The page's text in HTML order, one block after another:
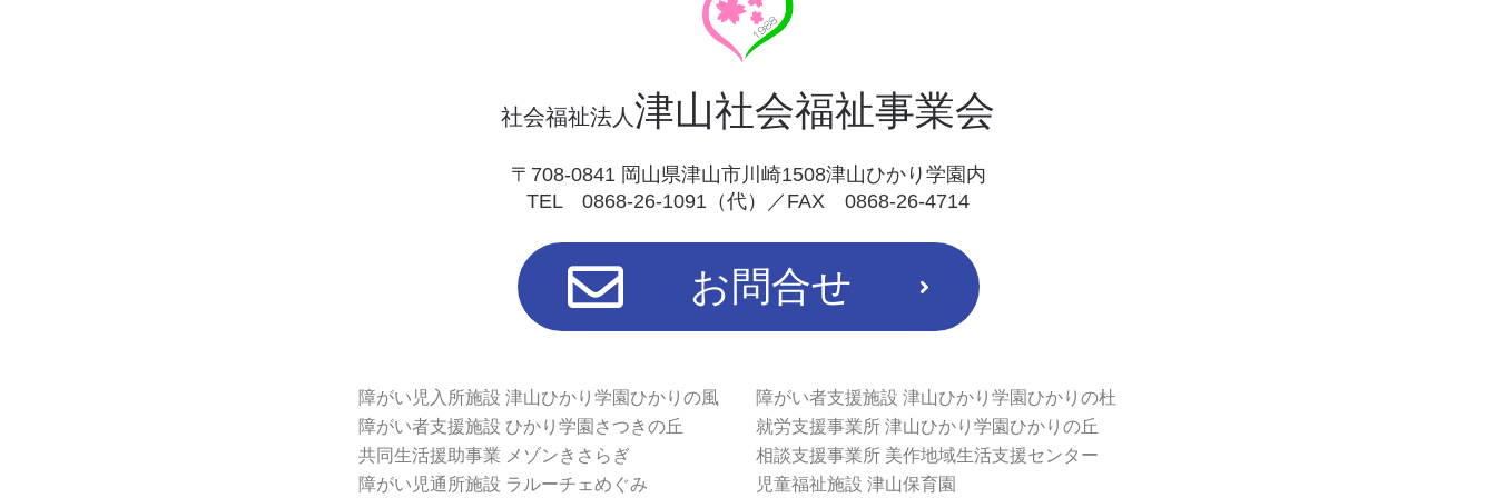
社会福祉法人津山社会福祉事業会
〒708-0841 岡山県津山市川崎1508津山ひかり学園内
TEL 0868-26-1091（代）／FAX 0868-26-4714
お問合せ
障がい児入所施設 津山ひかり学園ひかりの風
障がい者支援施設 ひかり学園さつきの丘
共同生活援助事業 メゾンきさらぎ
障がい児通所施設 ラルーチェめぐみ
障がい者支援施設 津山ひかり学園ひかりの杜
就労支援事業所 津山ひかり学園ひかりの丘
相談支援事業所 美作地域生活支援センター
児童福祉施設 津山保育園